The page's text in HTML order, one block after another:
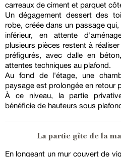
carreaux de ciment et parquet
Un dégagement dessert des
robe, créée dans un passage
inférieur, en attente
plusieurs pièces restent à
préfigurés, avec dalle en
attentes techniques au plafond.
Au fond de l'étage, une
paysage est prolongée en retour
À ce niveau, la partie
bénéficie de hauteurs sous
La partie gîte de la
En longeant un mur couvert de